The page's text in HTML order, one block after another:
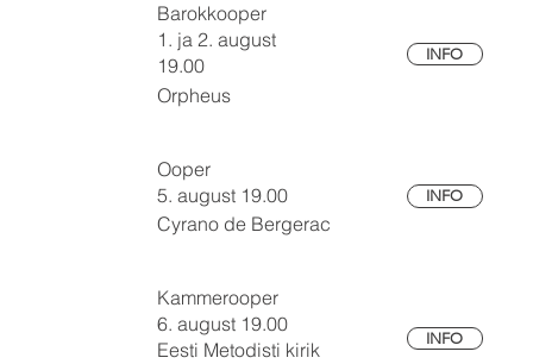
INFO
Barokkooper
1. ja 2. august
19.00
Orpheus
INFO
Ooper
5. august 19.00
Cyrano de Bergerac
INFO
Kammerooper
6. august 19.00
Eesti Metodisti kirik